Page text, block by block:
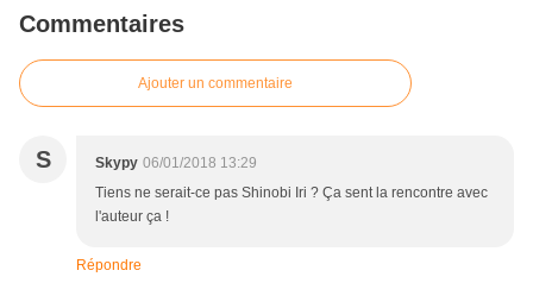
Commentaires
Ajouter un commentaire
S Skypy 06/01/2018 13:29
Tiens ne serait-ce pas Shinobi Iri ? Ça sent la rencontre avec
l'auteur ça !
Répondre